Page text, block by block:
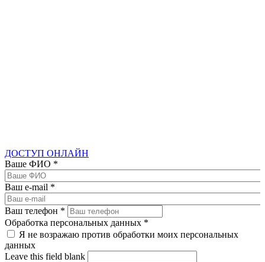
ДОСТУП ОНЛАЙН
Ваше ФИО *
Ваш e-mail *
Ваш телефон *
Обработка персональных данных *
Я не возражаю против обработки моих персональных
данных
Leave this field blank